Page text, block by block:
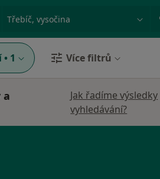
Město nebo region
• 1 Více filtrů
a
Jak řadíme výsledky
vyhledávání?